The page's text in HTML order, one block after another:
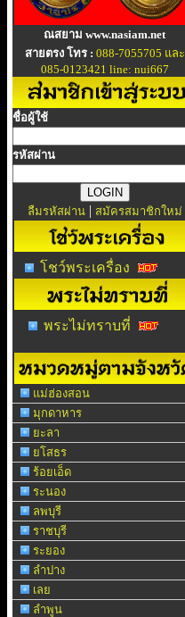
ณสยาม www.nasiam.net
สายตรง โทร : 088-7055705 และ
085-0123421 line: nui667
ชื่อผู้ใช้
รหัสผ่าน
ลืมรหัสผ่าน | สมัครสมาชิกใหม่
โชว์พระเครื่อง
พระไม่ทราบที่
แม่ฮ่องสอน
มุกดาหาร
ยะลา
ยโสธร
ร้อยเอ็ด
ระนอง
ลพบุรี
ราชบุรี
ระยอง
ลำปาง
เลย
ลำพูน